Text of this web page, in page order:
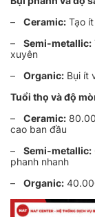
– Ceramic: Tạo
– Semi-metallic:
xuyên
– Organic: Bụi ít
Tuổi thọ và độ
– Ceramic:
cao ban đầu
– Semi-metallic:
phanh nhanh
– Organic: